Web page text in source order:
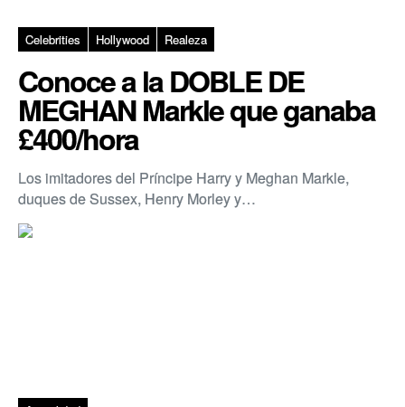
Celebrities Hollywood Realeza
Conoce a la DOBLE DE
MEGHAN Markle que ganaba
£400/hora
Los imitadores del Príncipe Harry y Meghan Markle,
duques de Sussex, Henry Morley y…